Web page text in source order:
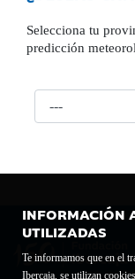
INFORMACIÓN
UTILIZADAS
Te informamos que en el
Ibercaja, se utilizan
Selecciona tu
predicción